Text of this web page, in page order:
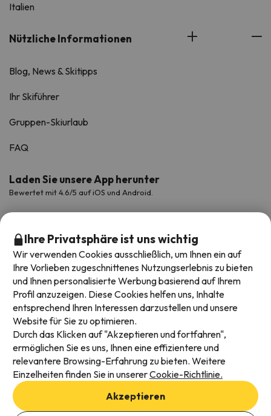
Italien
Nützliche Informationen
Blog, News & Skitipps
Ihr Skiführer
Gruppen-Skiurlaub
FAQ
Laden Sie unsere App herunter
Bewertet mit 4.6/5 auf iOS und Android.
Verfügbare Zahlungsarten
Impressum und AGBs
Datenschutz
Ihre Privatsphäre ist uns wichtig
Wir verwenden Cookies ausschließlich, um Ihnen ein auf
Ihre Vorlieben zugeschnittenes Nutzungserlebnis zu bieten
und Ihnen personalisierte Werbung basierend auf Ihrem
Profil anzuzeigen. Diese Cookies helfen uns, Inhalte
entsprechend Ihren Interessen darzustellen und unsere
Website für Sie zu optimieren.
Durch das Klicken auf "Akzeptieren und fortfahren",
ermöglichen Sie es uns, Ihnen eine effizientere und
relevantere Browsing-Erfahrung zu bieten. Weitere
Einzelheiten finden Sie in unsererCookie-Richtlinie.
Akzeptieren